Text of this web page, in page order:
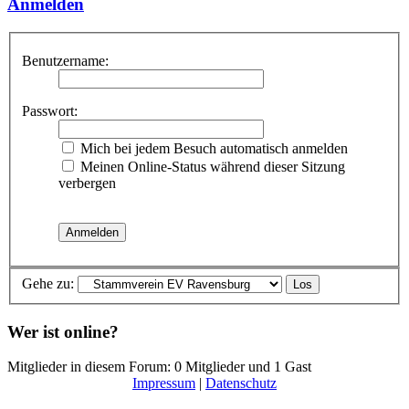
Anmelden
Benutzername:
Passwort:
Mich bei jedem Besuch automatisch anmelden
Meinen Online-Status während dieser Sitzung
verbergen
Gehe zu:
Wer ist online?
Mitglieder in diesem Forum: 0 Mitglieder und 1 Gast
Impressum | Datenschutz